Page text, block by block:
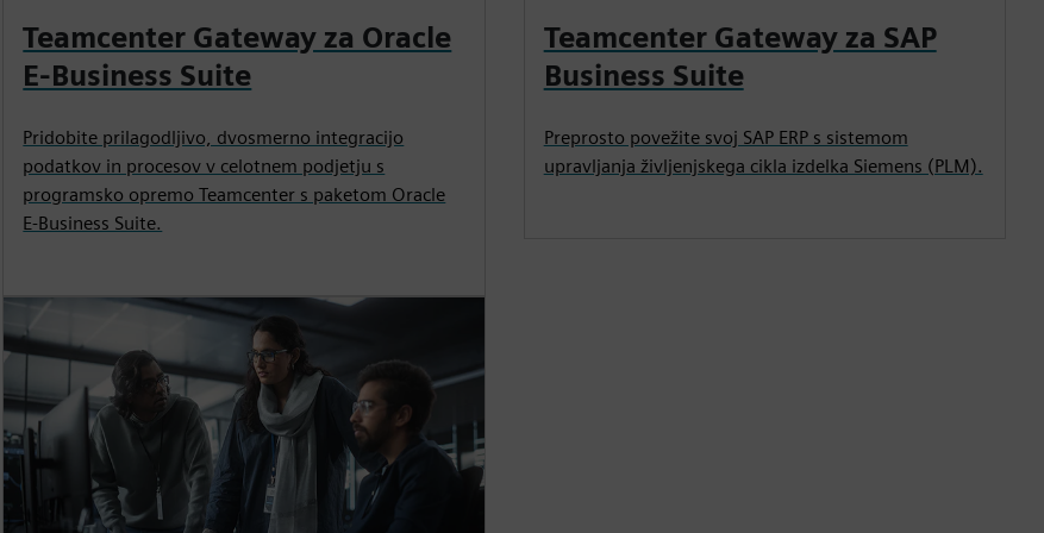
Teamcenter Gateway za Oracle
E-Business Suite
Pridobite prilagodljivo, dvosmerno integracijo
podatkov in procesov v celotnem podjetju s
programsko opremo Teamcenter s paketom Oracle
E-Business Suite.
Teamcenter Gateway za SAP
Business Suite
Preprosto povežite svoj SAP ERP s sistemom
upravljanja življenjskega cikla izdelka Siemens (PLM).